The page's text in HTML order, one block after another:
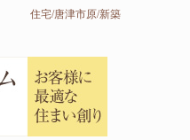
住宅/唐津市原/新築